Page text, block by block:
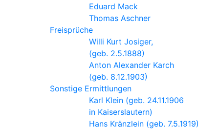
Edu­ard Mack
Tho­mas Asch­ner
Freisprüche
Willi Kurt Josiger,
(geb. 2.5.1888)
Anton Alexander Karch
(geb. 8.12.1903)
Sonstige Ermittlungen
Karl Klein (geb. 24.11.1906
in Kaiserslautern)
Hans Kränzlein (geb. 7.5.1919)